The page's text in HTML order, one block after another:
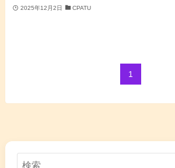
2025年12月2日 CPATU
1